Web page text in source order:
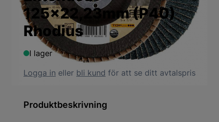
125x22,23mm (P40)
Rhodius
I lager
Logga in eller bli kund för att se ditt avtalspris
Produktbeskrivning